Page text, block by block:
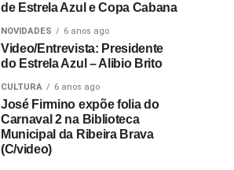
de Estrela Azul e Copa Cabana
NOVIDADES 6 anos ago
Video/Entrevista: Presidente
do Estrela Azul – Alibio Brito
CULTURA 6 anos ago
José Firmino expõe folia do
Carnaval 2 na Biblioteca
Municipal da Ribeira Brava
(C/video)